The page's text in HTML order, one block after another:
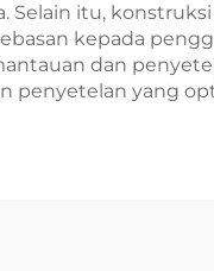
itu,
kepada
dan
penyetelan yang